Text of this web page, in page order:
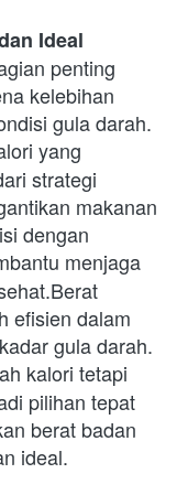
Ideal
penting
kelebihan
gula darah.
yang
strategi
makanan
dengan
menjaga
efisien dalam
gula darah.
kalori tetapi
pilihan tepat
berat badan
ideal.